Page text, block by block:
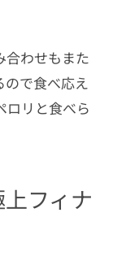
合わせもまた
ので食べ応え
ロリと食べら
フィナ